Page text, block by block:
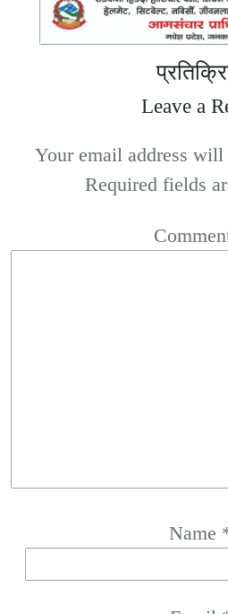
Leave a
Your email address
Required fields
Name